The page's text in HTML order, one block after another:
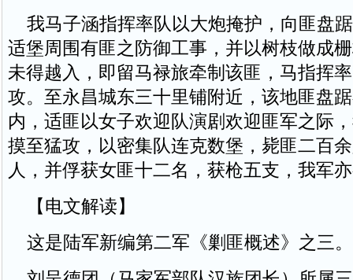
我马子涵指挥率队以大炮掩护，向匪盘
适堡周围有匪之防御工事，并以树枝做成
未得越入，即留马禄旅牵制该匪，马指挥
攻。至永昌城东三十里铺附近，该地匪盘
内，适匪以女子欢迎队演剧欢迎匪军之际
摸至猛攻，以密集队连克数堡，毙匪二百
人，并俘获女匪十二名，获枪五支，我军
【电文解读】
这是陆军新编第二军《剿匪概述》之三。